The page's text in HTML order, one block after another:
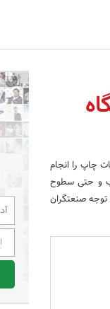
چاپ را انجام
و حتی سطوح
صنعتگران